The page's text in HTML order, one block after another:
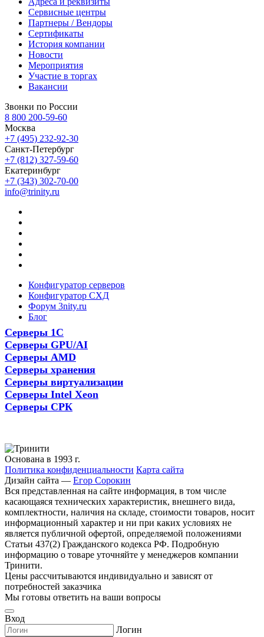
Сервисные центры
Партнеры / Вендоры
Сертификаты
История компании
Новости
Мероприятия
Участие в торгах
Вакансии
Звонки по России
8 800 200-59-60
Москва
+7 (495) 232-92-30
Санкт-Петербург
+7 (812) 327-59-60
Екатеринбург
+7 (343) 302-70-00
info@trinity.ru
Конфигуратор серверов
Конфигуратор СХД
Форум 3nity.ru
Блог
Серверы 1С
Серверы GPU/AI
Серверы AMD
Серверы хранения
Серверы виртуализации
Серверы Intel Xeon
Серверы СРК
Основана в 1993 г.
Политика конфиденциальности Карта сайта
Дизайн сайта — Егор Сорокин
Вся представленная на сайте информация, в том числе
касающаяся технических характеристик, внешнего вида,
комплектности, наличия на складе, стоимости товаров, носит
информационный характер и ни при каких условиях не
является публичной офертой, определяемой положениями
Статьи 437(2) Гражданского кодекса РФ. Подробную
информацию о товаре уточняйте у менеджеров компании
Тринити.
Цены рассчитываются индивидуально и зависят от
потребностей заказчика
Мы готовы ответить на ваши вопросы
Вход
Логин